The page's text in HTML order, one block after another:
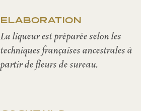
ELABORATION
La liqueur est préparée selon les
techniques françaises ancestrales à
partir de fleurs de sureau.